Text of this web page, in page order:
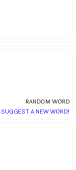
RANDOM WORD
SUGGEST A NEW WORD!